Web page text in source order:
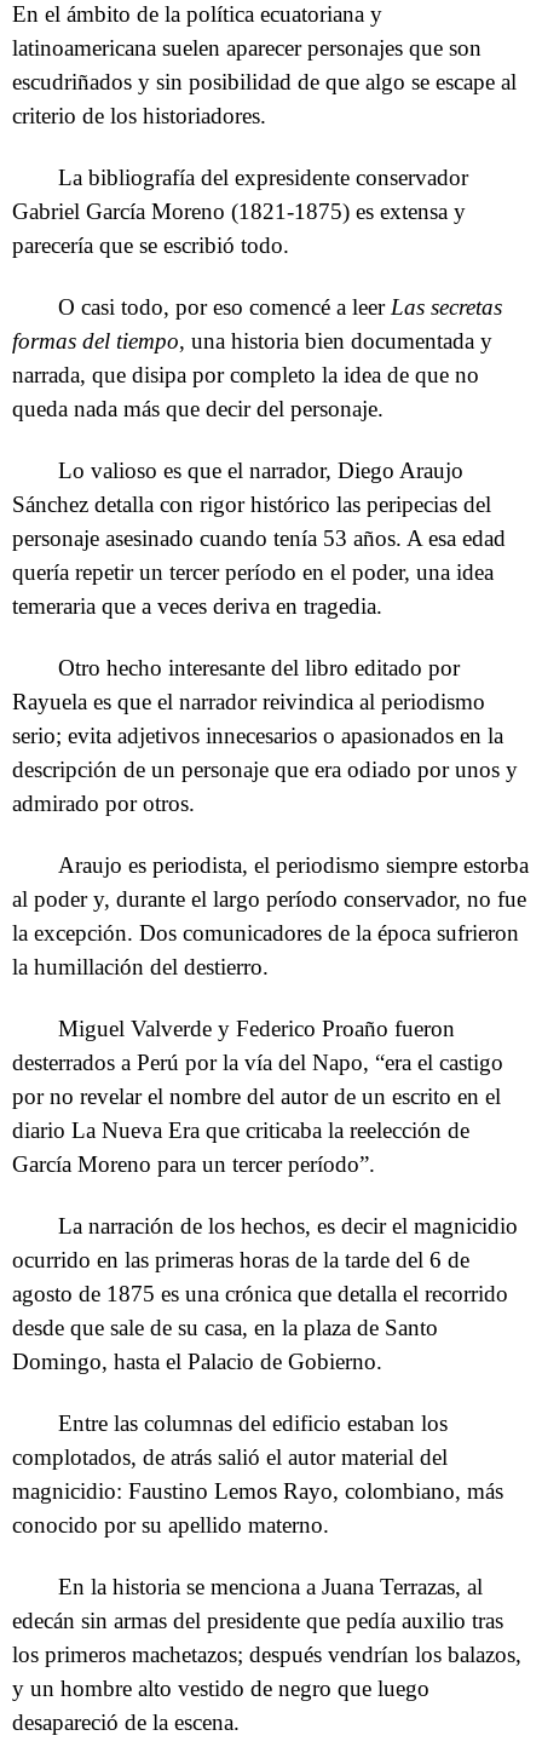
En el ámbito de la política ecuatoriana y
latinoamericana suelen aparecer personajes que son
escudriñados y sin posibilidad de que algo se escape al
criterio de los historiadores.
La bibliografía del expresidente conservador
Gabriel García Moreno (1821-1875) es extensa y
parecería que se escribió todo.
O casi todo, por eso comencé a leerLas secretas
formas del tiempo, una historia bien documentada y
narrada, que disipa por completo la idea de que no
queda nada más que decir del personaje.
Lo valioso es que el narrador, Diego Araujo
Sánchez detalla con rigor histórico las peripecias del
personaje asesinado cuando tenía 53 años. A esa edad
quería repetir un tercer período en el poder, una idea
temeraria que a veces deriva en tragedia.
Otro hecho interesante del libro editado por
Rayuela es que el narrador reivindica al periodismo
serio; evita adjetivos innecesarios o apasionados en la
descripción de un personaje que era odiado por unos y
admirado por otros.
Araujo es periodista, el periodismo siempre estorba
al poder y, durante el largo período conservador, no fue
la excepción. Dos comunicadores de la época sufrieron
la humillación del destierro.
Miguel Valverde y Federico Proaño fueron
desterrados a Perú por la vía del Napo, “era el castigo
por no revelar el nombre del autor de un escrito en el
diario La Nueva Era que criticaba la reelección de
García Moreno para un tercer período”.
La narración de los hechos, es decir el magnicidio
ocurrido en las primeras horas de la tarde del 6 de
agosto de 1875 es una crónica que detalla el recorrido
desde que sale de su casa, en la plaza de Santo
Domingo, hasta el Palacio de Gobierno.
Entre las columnas del edificio estaban los
complotados, de atrás salió el autor material del
magnicidio: Faustino Lemos Rayo, colombiano, más
conocido por su apellido materno.
En la historia se menciona a Juana Terrazas, al
edecán sin armas del presidente que pedía auxilio tras
los primeros machetazos; después vendrían los balazos,
y un hombre alto vestido de negro que luego
desapareció de la escena.